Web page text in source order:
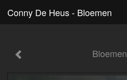
Conny De Heus - Bloemen
Bloemen